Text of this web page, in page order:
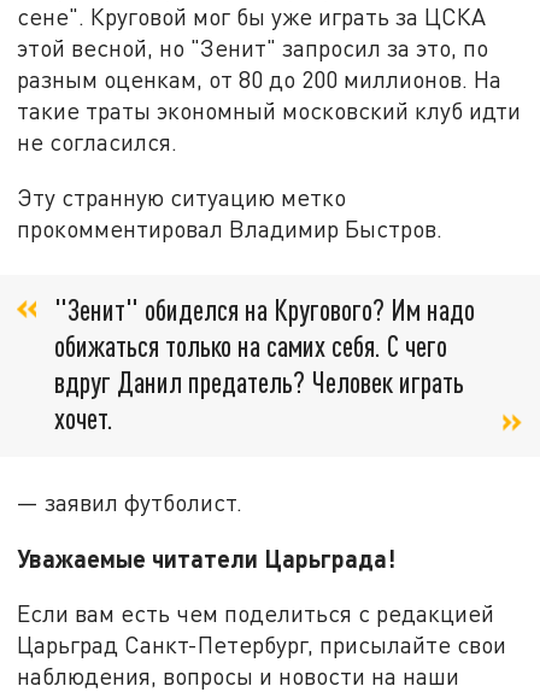
сене". Круговой мог бы уже играть за ЦСКА
этой весной, но "Зенит" запросил за это, по
разным оценкам, от 80 до 200 миллионов. На
такие траты экономный московский клуб идти
не согласился.
Эту странную ситуацию метко
прокомментировал Владимир Быстров.
"Зенит" обиделся на Кругового? Им надо
обижаться только на самих себя. С чего
вдруг Данил предатель? Человек играть
хочет.
— заявил футболист.
Уважаемые читатели Царьграда!
Если вам есть чем поделиться с редакцией
Царьград Санкт-Петербург, присылайте свои
наблюдения, вопросы и новости на наши